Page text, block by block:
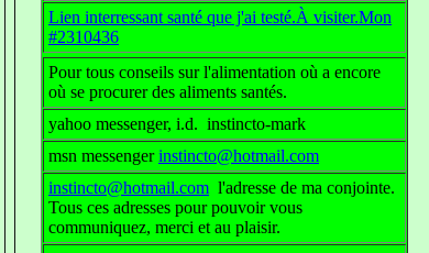
Lien interressant santé que j'ai testé.À visiter.Mon
#2310436
Pour tous conseils sur l'alimentation où a encore
où se procurer des aliments santés.
yahoo messenger, i.d. instincto-mark
msn messengerinstincto@hotmail.com
instincto@hotmail.com l'adresse de ma conjointe.
Tous ces adresses pour pouvoir vous
communiquez, merci et au plaisir.